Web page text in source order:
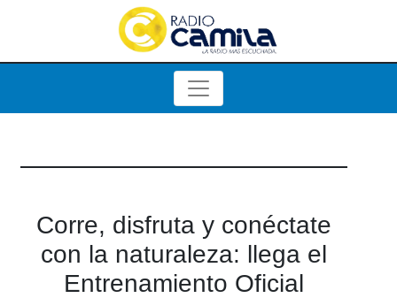
Corre, disfruta y conéctate
con la naturaleza: llega el
Entrenamiento Oficial